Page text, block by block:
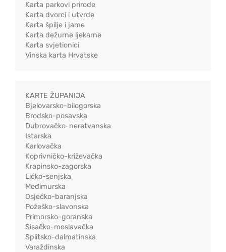
Karta parkovi prirode
Karta dvorci i utvrde
Karta špilje i jame
Karta dežurne ljekarne
Karta svjetionici
Vinska karta Hrvatske
KARTE ŽUPANIJA
Bjelovarsko-bilogorska
Brodsko-posavska
Dubrovačko-neretvanska
Istarska
Karlovačka
Koprivničko-križevačka
Krapinsko-zagorska
Ličko-senjska
Međimurska
Osječko-baranjska
Požeško-slavonska
Primorsko-goranska
Sisačko-moslavačka
Splitsko-dalmatinska
Varaždinska